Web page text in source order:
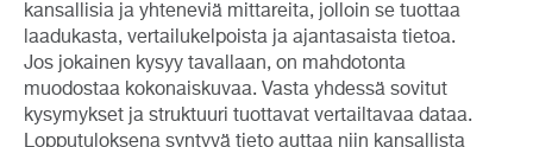
kansallisia ja yhteneviä mittareita, jolloin se tuottaa
laadukasta, vertailukelpoista ja ajantasaista tietoa.
Jos jokainen kysyy tavallaan, on mahdotonta
muodostaa kokonaiskuvaa. Vasta yhdessä sovitut
kysymykset ja struktuuri tuottavat vertailtavaa dataa.
Lopputuloksena syntyvä tieto auttaa niin kansallista